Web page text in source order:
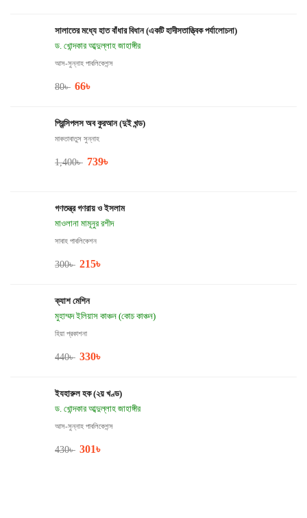
সালাতের মধ্যে হাত বাঁধার বিধান (একটি হাদীসতাত্ত্বিক পর্যালোচনা)
ড. খোন্দকার আব্দুল্লাহ জাহাঙ্গীর
আস-সুন্নাহ পাবলিকেশন্স
80৳ 66৳
প্রিন্সিপলস অব কুরআন (দুই খন্ড)
মাকতাবাতুস সুন্নাহ
1,400৳ 739৳
গণতন্ত্র গণরায় ও ইসলাম
মাওলানা মামূনুর রশীদ
সাবাহ পাবলিকেশন
300৳ 215৳
ক্যাশ মেশিন
মুহাম্মদ ইলিয়াস কাঞ্চন (কোচ কাঞ্চন)
হিয়া প্রকাশনা
440৳ 330৳
ইযহারুল হক (২য় খণ্ড)
ড. খোন্দকার আব্দুল্লাহ জাহাঙ্গীর
আস-সুন্নাহ পাবলিকেশন্স
430৳ 301৳